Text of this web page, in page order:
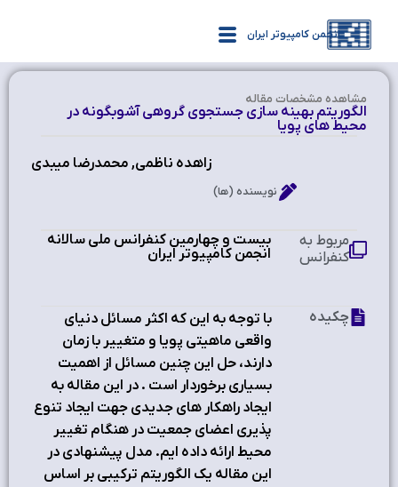
انجمن کامپیوتر ایران
مشاهده‌ مشخصات مقاله
الگوريتم بهينه سازي جستجوي گروهي آشوبگونه در
محيط هاي پويا
زاهده ناظمی, محمدرضا میبدی
نویسنده (ها)
بیست و چهارمین کنفرانس ملی سالانه
انجمن کامپیوتر ایران
مربوط به
کنفرانس
با توجه به اين که اکثر مسائل دنياي
واقعي ماهيتي پويا و متغيير با زمان
دارند، حل اين چنين مسائل از اهميت
بسياري برخوردار است . در اين مقاله به
ايجاد راهکار هاي جديدي جهت ايجاد تنوع
‌پذيري اعضاي جمعيت در هنگام تغيير
محيط ارائه داده ايم. مدل پيشنهادي در
اين مقاله يك الگوريتم تركيبي بر اساس
چکیده